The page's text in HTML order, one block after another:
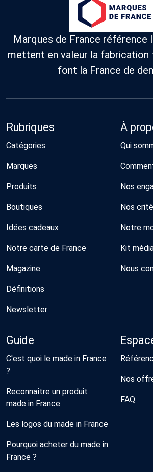
Marques de France référence
mettent en valeur la fabrication
font la France de
Rubriques
Catégories
Marques
Produits
Boutiques
Idées cadeaux
Notre carte de France
Magazine
Définitions
Newsletter
À
Qui
Nos
Nos
Notre
Kit
Nous
Guide
C'est quoi le made in France
?
Reconnaître un produit
made in France
Les logos du made in France
Pourquoi acheter du made in
France ?
Nos
FAQ